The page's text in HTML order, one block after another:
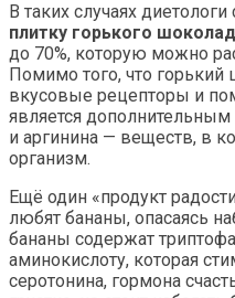
В таких случаях
плитку горького
до 70%, которую можно
Помимо того, что
вкусовые рецепторы и
является
и аргинина — веществ, в
организм.
Ещё один «продукт
любят бананы, опасаясь
бананы содержат
аминокислоту, которая
серотонина, гормона